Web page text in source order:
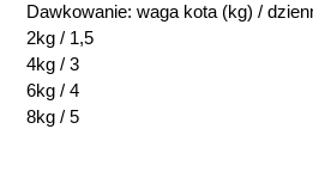
Dawkowanie: waga kota (kg) /
2kg / 1,5
4kg / 3
6kg / 4
8kg / 5